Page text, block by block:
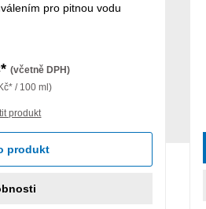
pro pitnou vodu
(včetně DPH)
/ 100 ml)
produkt
produkt